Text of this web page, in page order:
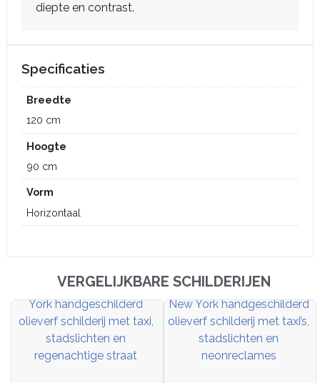
diepte en contrast.
Specificaties
Breedte
120 cm
Hoogte
90 cm
Vorm
Horizontaal
VERGELIJKBARE SCHILDERIJEN